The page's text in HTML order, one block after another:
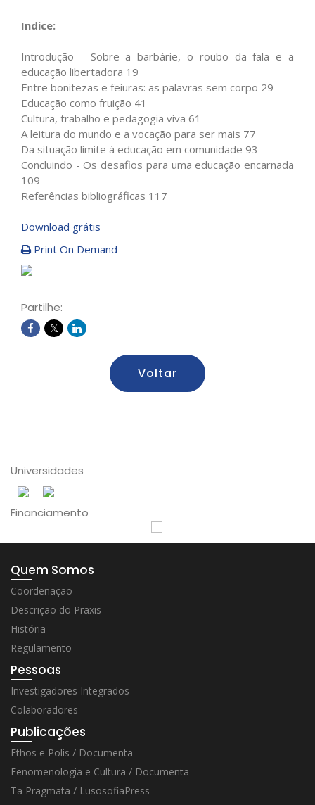
Indice:
Introdução - Sobre a barbárie, o roubo da fala e a
educação libertadora 19
Entre bonitezas e feiuras: as palavras sem corpo 29
Educação como fruição 41
Cultura, trabalho e pedagogia viva 61
A leitura do mundo e a vocação para ser mais 77
Da situação limite à educação em comunidade 93
Concluindo - Os desafios para uma educação encarnada
109
Referências bibliográficas 117
Download grátis
Print On Demand
Partilhe:
Voltar
Universidades
Financiamento
Quem Somos
Coordenação
Descrição do Praxis
História
Regulamento
Pessoas
Investigadores Integrados
Colaboradores
Publicações
Ethos e Polis / Documenta
Fenomenologia e Cultura / Documenta
Ta Pragmata / LusosofiaPress